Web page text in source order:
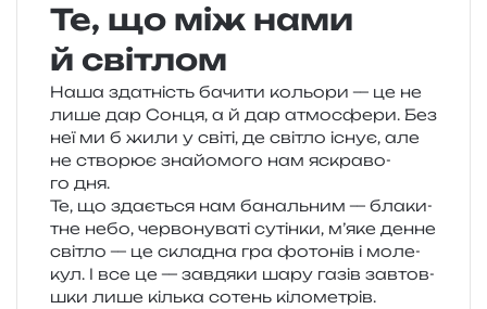
Те, що між нами
й світлом
Наша зда­тність бачи­ти кольо­ри — це не
лише дар Сонця, а й дар атмо­сфе­ри. Без
неї ми б жили у світі, де сві­тло існує, але
не ство­рює зна­йо­мо­го нам яскра­во­
го дня.
Те, що зда­є­ться нам баналь­ним — бла­ки­
тне небо, чер­во­ну­ва­ті сутін­ки, м’яке денне
сві­тло — це скла­дна гра фото­нів і моле­
кул. І все це — зав­дя­ки шару газів зав­тов­
шки лише кіль­ка сотень кілометрів.